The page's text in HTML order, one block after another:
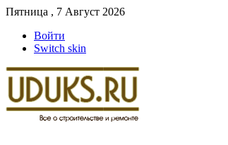
Пятница , 7 Август 2026
Войти
Switch skin